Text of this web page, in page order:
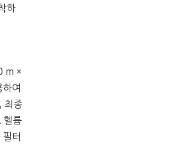
하
m ×
여
최종
헬륨
터